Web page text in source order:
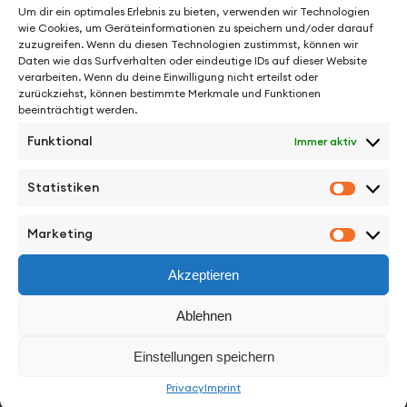
Um dir ein optimales Erlebnis zu bieten, verwenden wir Technologien
wie Cookies, um Geräteinformationen zu speichern und/oder darauf
zuzugreifen. Wenn du diesen Technologien zustimmst, können wir
Daten wie das Surfverhalten oder eindeutige IDs auf dieser Website
verarbeiten. Wenn du deine Einwilligung nicht erteilst oder
zurückziehst, können bestimmte Merkmale und Funktionen
beeinträchtigt werden.
Funktional Immer aktiv
Statistiken
Marketing
Akzeptieren
Ablehnen
Einstellungen speichern
PrivacyImprint
Vimeo